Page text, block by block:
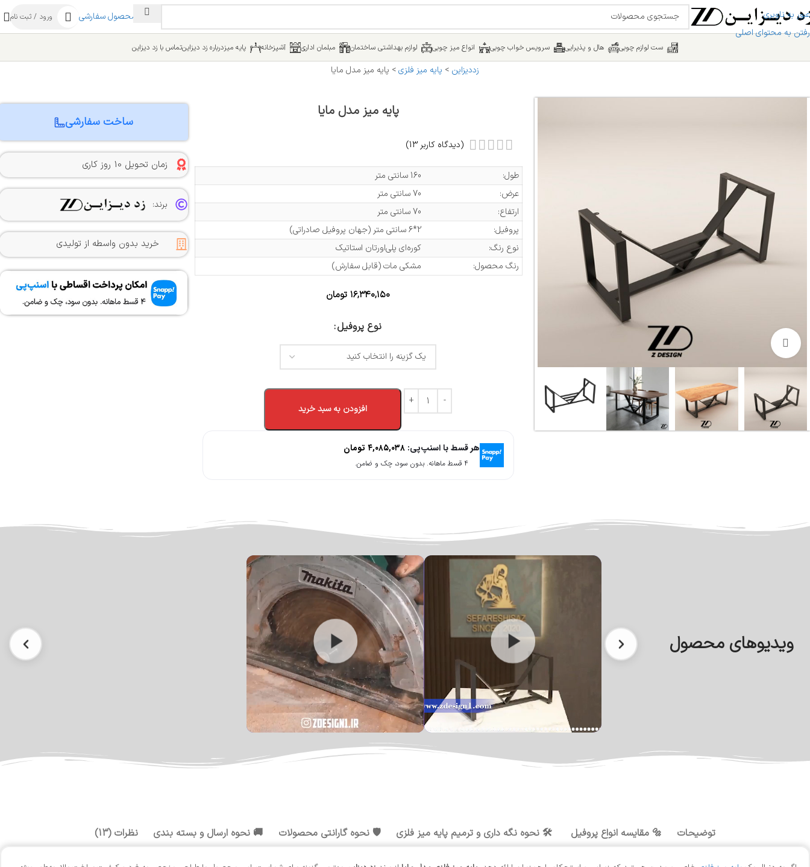
عبور به ناوبری
رفتن به محتوای اصلی
ساخت محصول سفارشی ورود / ثبت نام
ست لوازم چوبی هال و پذیرایی سرویس خواب چوبی انواع میز چوبی لوازم بهداشتی ساختمان مبلمان اداری آشپزخانه پایه میزدرباره زد دیزاینتماس با زد دیزاین
زددیزاین > پایه میز فلزی> پایه میز مدل مایا
پایه میز مدل مایا
(دیدگاه کاربر13
)
طول:
160 سانتی متر
عرض:
70 سانتی متر
ارتفاع:
70 سانتی متر
پروفیل:
2*6 سانتی متر (جهان پروفیل صادراتی)
نوع رنگ:
کوره‌ای پلی‌اورتان استاتیک
رنگ محصول:
مشکی مات (قابل سفارش)
۱۶,۳۴۰,۱۵۰ تومان
نوع پروفیل
افزودن به سبد خرید
هر قسط با اسنپ‌پی:۴,۰۸۵,۰۳۸ تومان
۴ قسط ماهانه. بدون سود، چک و ضامن.
ساخت سفارشی
زمان تحویل 10 روز کاری
برند:
خرید بدون واسطه از تولیدی
ویدیوهای محصول
توضیحات 🔩 مقایسه انواع پروفیل 🛠️ نحوه نگه داری و ترمیم پایه میز فلزی 🛡️ نحوه گارانتی محصولات 🚚 نحوه ارسال و بسته بندی نظرات (13)